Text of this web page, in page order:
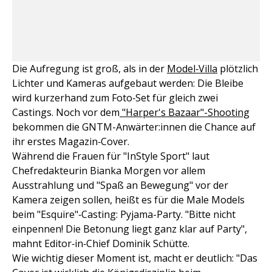
Die Aufregung ist groß, als in der Model‑Villa plötzlich
Lichter und Kameras aufgebaut werden: Die Bleibe
wird kurzerhand zum Foto‑Set für gleich zwei
Castings. Noch vor dem "Harper's Bazaar"-Shooting
bekommen die GNTM-Anwärter:innen die Chance auf
ihr erstes Magazin‑Cover.
Während die Frauen für "InStyle Sport" laut
Chefredakteurin Bianka Morgen vor allem
Ausstrahlung und "Spaß an Bewegung" vor der
Kamera zeigen sollen, heißt es für die Male Models
beim "Esquire"‑Casting: Pyjama-Party. "Bitte nicht
einpennen! Die Betonung liegt ganz klar auf Party",
mahnt Editor‑in‑Chief Dominik Schütte.
Wie wichtig dieser Moment ist, macht er deutlich: "Das